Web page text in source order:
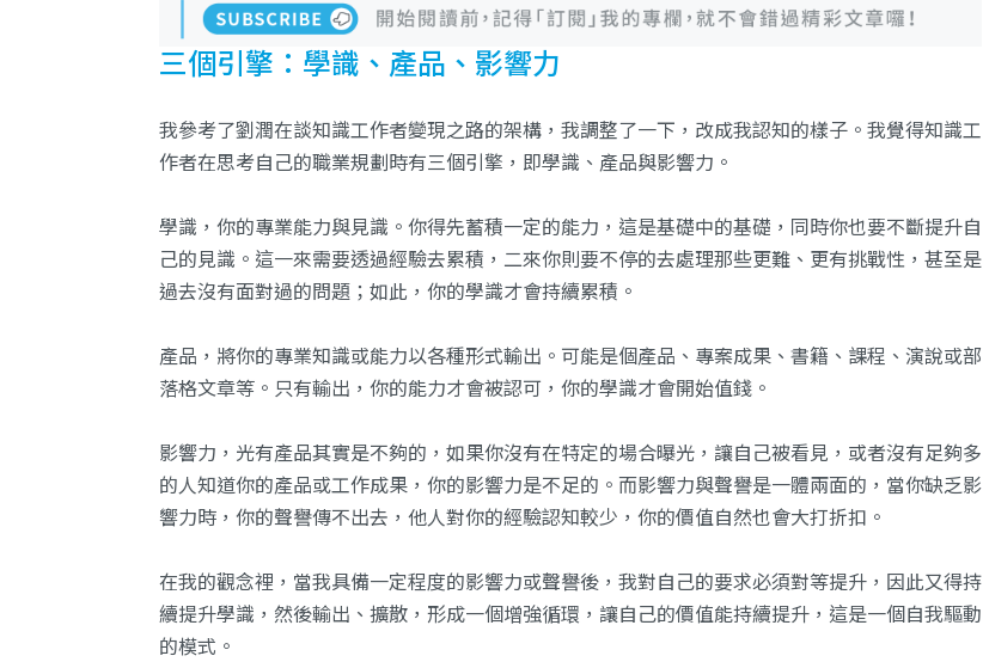
三個引擎：學識、產品、影響力
我參考了劉潤在談知識工作者變現之路的架構，我調整了一下，改成我認知的樣子。我覺得知識工
作者在思考自己的職業規劃時有三個引擎，即學識、產品與影響力。
學識，你的專業能力與見識。你得先蓄積一定的能力，這是基礎中的基礎，同時你也要不斷提升自
己的見識。這一來需要透過經驗去累積，二來你則要不停的去處理那些更難、更有挑戰性，甚至是
過去沒有面對過的問題；如此，你的學識才會持續累積。
產品，將你的專業知識或能力以各種形式輸出。可能是個產品、專案成果、書籍、課程、演說或部
落格文章等。只有輸出，你的能力才會被認可，你的學識才會開始值錢。
影響力，光有產品其實是不夠的，如果你沒有在特定的場合曝光，讓自己被看見，或者沒有足夠多
的人知道你的產品或工作成果，你的影響力是不足的。而影響力與聲譽是一體兩面的，當你缺乏影
響力時，你的聲譽傳不出去，他人對你的經驗認知較少，你的價值自然也會大打折扣。
在我的觀念裡，當我具備一定程度的影響力或聲譽後，我對自己的要求必須對等提升，因此又得持
續提升學識，然後輸出、擴散，形成一個增強循環，讓自己的價值能持續提升，這是一個自我驅動
的模式。